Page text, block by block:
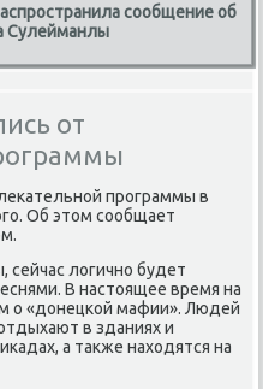
сообщение об
Сулейманлы
от
программы в
Об этом сообщает
сейчас логично будет
В настоящее время на
о «донецкой мафии». Людей
в зданиях и
а также находятся на